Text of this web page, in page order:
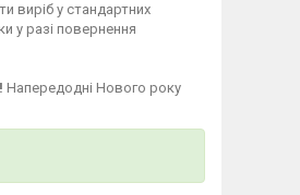
виріб у стандартних
у разі повернення
Напередодні Нового року